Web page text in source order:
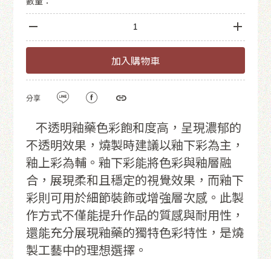
加入購物車
分享
不透明釉藥色彩飽和度高，呈現濃郁的
不透明效果，燒製時建議以釉下彩為主，
釉上彩為輔。釉下彩能將色彩與釉層融
合，展現柔和且穩定的視覺效果，而釉下
彩則可用於細節裝飾或增強層次感。此製
作方式不僅能提升作品的質感與耐用性，
還能充分展現釉藥的獨特色彩特性，是燒
製工藝中的理想選擇。